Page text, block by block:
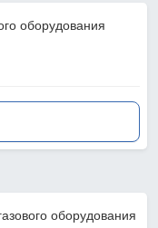
оборудования
оборудования